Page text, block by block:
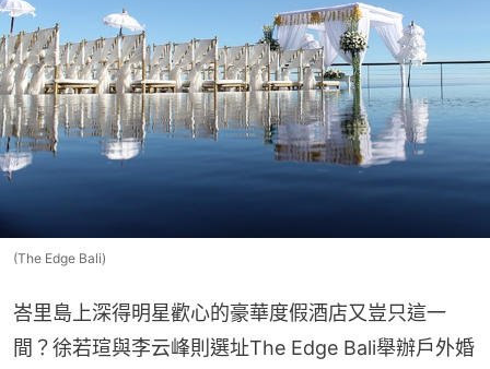
(The Edge Bali)
峇里島上深得明星歡心的豪華度假酒店又豈只這一
間？徐若瑄與李云峰則選址The Edge Bali舉辦戶外婚